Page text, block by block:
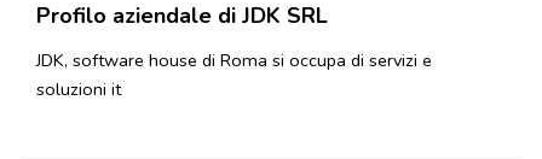
Profilo aziendale di JDK SRL
JDK, software house di Roma si occupa di servizi e
soluzioni it